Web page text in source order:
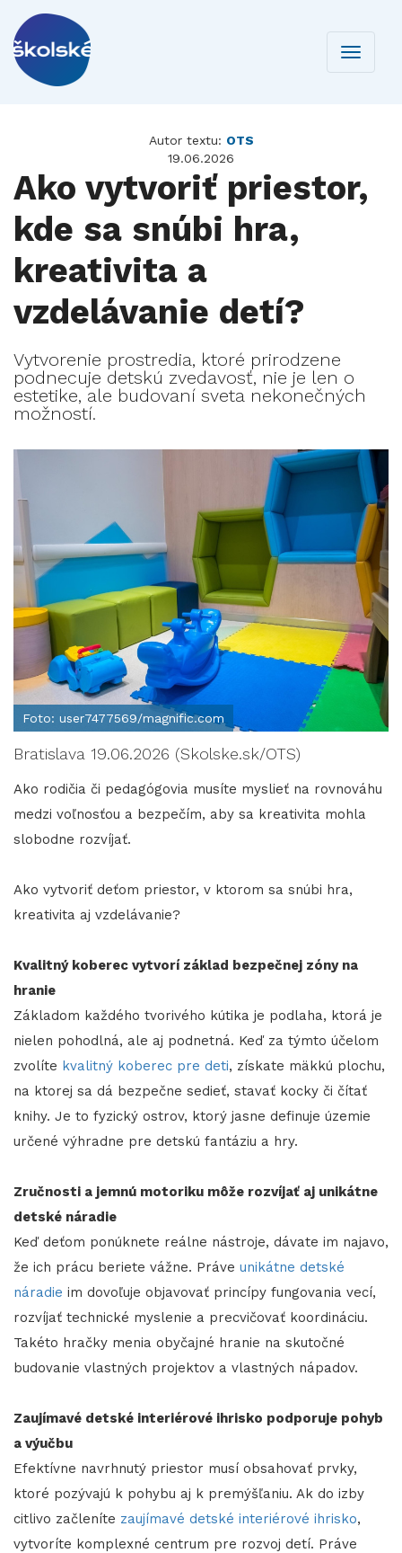
Toggle
Autor textu: OTS
19.06.2026
Ako vytvoriť priestor,
kde sa snúbi hra,
kreativita a
vzdelávanie detí?
Vytvorenie prostredia, ktoré prirodzene
podnecuje detskú zvedavosť, nie je len o
estetike, ale budovaní sveta nekonečných
možností.
Foto: user7477569/magnific.com
Bratislava 19.06.2026 (Skolske.sk/OTS)
Ako rodičia či pedagógovia musíte myslieť na rovnováhu
medzi voľnosťou a bezpečím, aby sa kreativita mohla
slobodne rozvíjať.
Ako vytvoriť deťom priestor, v ktorom sa snúbi hra,
kreativita aj vzdelávanie?
Kvalitný koberec vytvorí základ bezpečnej zóny na
hranie
Základom každého tvorivého kútika je podlaha, ktorá je
nielen pohodlná, ale aj podnetná. Keď za týmto účelom
zvolíte kvalitný koberec pre deti, získate mäkkú plochu,
na ktorej sa dá bezpečne sedieť, stavať kocky či čítať
knihy. Je to fyzický ostrov, ktorý jasne definuje územie
určené výhradne pre detskú fantáziu a hry.
Zručnosti a jemnú motoriku môže rozvíjať aj unikátne
detské náradie
Keď deťom ponúknete reálne nástroje, dávate im najavo,
že ich prácu beriete vážne. Práve unikátne detské
náradie im dovoľuje objavovať princípy fungovania vecí,
rozvíjať technické myslenie a precvičovať koordináciu.
Takéto hračky menia obyčajné hranie na skutočné
budovanie vlastných projektov a vlastných nápadov.
Zaujímavé detské interiérové ihrisko podporuje pohyb
a výučbu
Efektívne navrhnutý priestor musí obsahovať prvky,
ktoré pozývajú k pohybu aj k premýšľaniu. Ak do izby
citlivo začleníte zaujímavé detské interiérové ihrisko,
vytvoríte komplexné centrum pre rozvoj detí. Práve